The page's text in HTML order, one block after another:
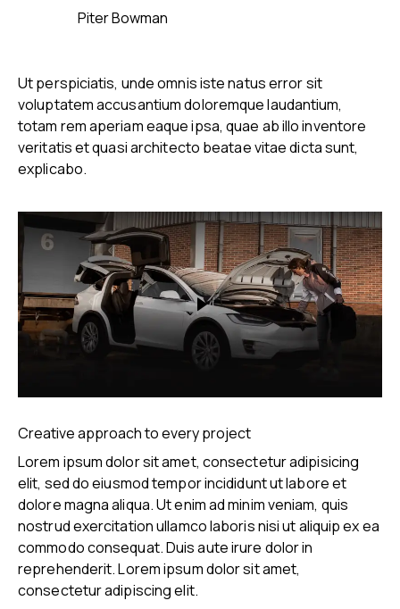
Piter Bowman
Ut perspiciatis, unde omnis iste natus error sit
voluptatem accusantium doloremque laudantium,
totam rem aperiam eaque ipsa, quae ab illo inventore
veritatis et quasi architecto beatae vitae dicta sunt,
explicabo.
Creative approach to every project
Lorem ipsum dolor sit amet, consectetur adipisicing
elit, sed do eiusmod tempor incididunt ut labore et
dolore magna aliqua. Ut enim ad minim veniam, quis
nostrud exercitation ullamco laboris nisi ut aliquip ex ea
commodo consequat. Duis aute irure dolor in
reprehenderit. Lorem ipsum dolor sit amet,
consectetur adipiscing elit.